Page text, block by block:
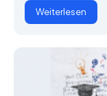
Weiterlesen